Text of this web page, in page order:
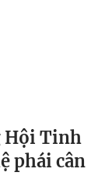
Hội Tinh
phái cân